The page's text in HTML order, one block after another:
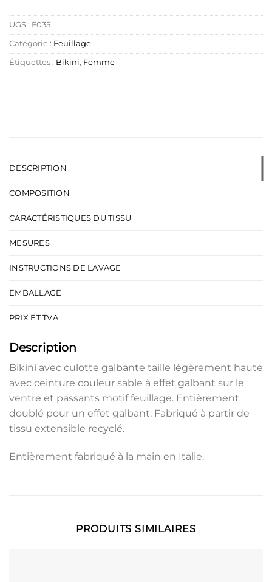
UGS : F035
Catégorie : Feuillage
Étiquettes : Bikini, Femme
DESCRIPTION
COMPOSITION
CARACTÉRISTIQUES DU TISSU
MESURES
INSTRUCTIONS DE LAVAGE
EMBALLAGE
PRIX ​​ET TVA
Description
Bikini avec culotte galbante taille légèrement haute
avec ceinture couleur sable à effet galbant sur le
ventre et passants motif feuillage. Entièrement
doublé pour un effet galbant. Fabriqué à partir de
tissu extensible recyclé.
Entièrement fabriqué à la main en Italie.
PRODUITS SIMILAIRES